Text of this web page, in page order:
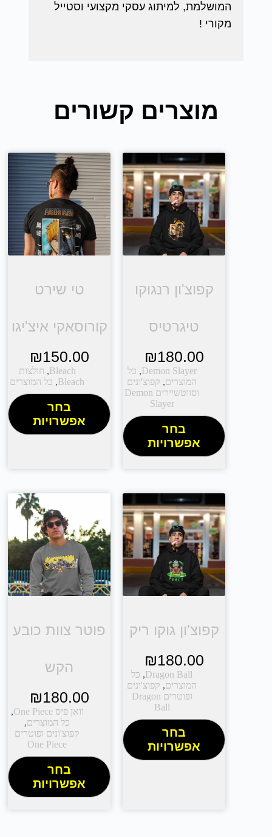
המושלמת, למיתוג עסקי מקצועי וסטייל
מקורי !
מוצרים קשורים
קפוצ'ון רנגוקו
טיגרטיס
₪180.00
Demon Slayer
, כל
המוצרים, קפוצ'ונים
וסווטשיירים Demon
Slayer
בחר
אפשרויות
טי שירט
קורוסאקי איצ'יגו
₪150.00
Bleach
, חולצות
Bleach
, כל המוצרים
בחר
אפשרויות
קפוצ'ון גוקו ריק
₪180.00
Dragon Ball
, כל
המוצרים, קפוצ'ונים
ופוטרים Dragon
Ball
בחר
אפשרויות
פוטר צוות כובע
הקש
₪180.00
וואן פיס One Piece
,
כל המוצרים,
קפוצ'ונים ופוטרים
One Piece
בחר
אפשרויות